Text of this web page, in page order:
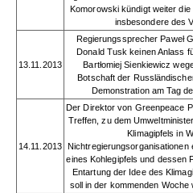
Komorowski kündigt weiter
insbesondere des
13.11.2013
Regierungssprecher Paweł
Donald Tusk keinen Anlass
Bartłomiej Sienkiewicz
Botschaft der
Demonstration am Tag
14.11.2013
Der Direktor von Greenpeace
Treffen, zu dem
Klimagipfels in
Nichtregierungsorganisationen
eines Kohlegipfels und dessen
Entartung der Idee des
soll in der kommenden Woche